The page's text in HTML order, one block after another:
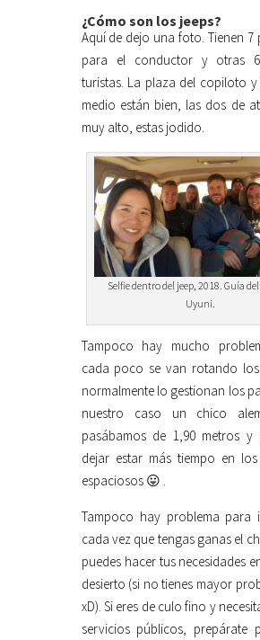
¿Cómo son los jeeps?
Aquí de dejo una foto. Tienen 7
para el conductor y otras
turistas. La plaza del copiloto y
medio están bien, las dos de
muy alto, estas jodido.
Selfie dentro del jeep, 2018. Guía
Uyuni.
Tampoco hay mucho
cada poco se van rotando
normalmente lo gestionan los
nuestro caso un chico
pasábamos de 1,90 metros y
dejar estar más tiempo en
espaciosos 😛 .
Tampoco hay problema para
cada vez que tengas ganas el
puedes hacer tus necesidades
desierto (si no tienes mayor
xD). Si eres de culo fino y
servicios públicos, prepárate